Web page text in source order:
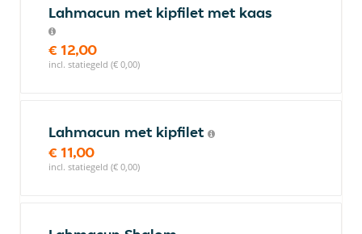
Lahmacun met kipfilet met kaas
€ 12,00
incl. statiegeld (€ 0,00)
Lahmacun met kipfilet
€ 11,00
incl. statiegeld (€ 0,00)